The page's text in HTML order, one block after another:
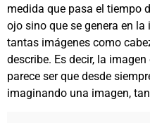
medida que pasa el tiempo
ojo sino que se genera en
tantas imágenes como
describe. Es decir, la
parece ser que desde
imaginando una imagen,